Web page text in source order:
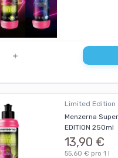
Limited Edition
Menzerna
EDITION 250ml
13,90 €
55,60 € pro 1 l